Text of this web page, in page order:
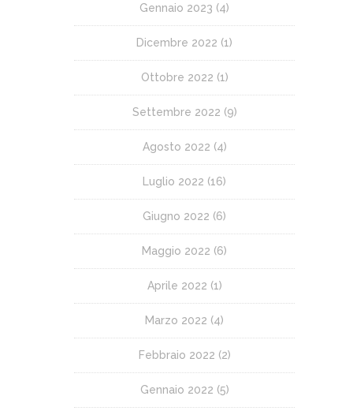
Gennaio 2023 (4)
Dicembre 2022 (1)
Ottobre 2022 (1)
Settembre 2022 (9)
Agosto 2022 (4)
Luglio 2022 (16)
Giugno 2022 (6)
Maggio 2022 (6)
Aprile 2022 (1)
Marzo 2022 (4)
Febbraio 2022 (2)
Gennaio 2022 (5)